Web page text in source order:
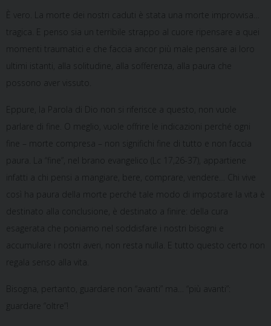
È vero. La morte dei nostri caduti è stata una morte improvvisa…
tragica. E penso sia un terribile strappo al cuore ripensare a quei
momenti traumatici e che faccia ancor più male pensare ai loro
ultimi istanti, alla solitudine, alla sofferenza, alla paura che
possono aver vissuto.
Eppure, la Parola di Dio non si riferisce a questo, non vuole
parlare di fine. O meglio, vuole offrire le indicazioni perché ogni
fine – morte compresa – non significhi fine di tutto e non faccia
paura. La “fine”, nel brano evangelico (Lc 17,26-37), appartiene
infatti a chi pensi a mangiare, bere, comprare, vendere… Chi vive
così ha paura della morte perché tale modo di impostare la vita è
destinato alla conclusione, è destinato a finire: della cura
esagerata che poniamo nel soddisfare i nostri bisogni e
accumulare i nostri averi, non resta nulla. E tutto questo certo non
regala senso alla vita.
Bisogna, pertanto, guardare non “avanti” ma… “più avanti”:
guardare “oltre”!